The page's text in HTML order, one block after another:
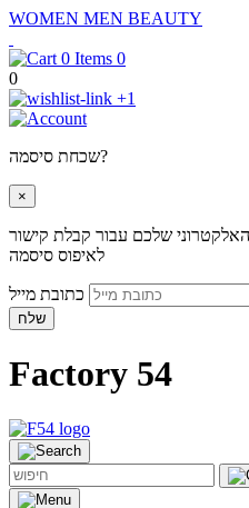
WOMEN MEN BEAUTY
0
0
+1
שכחת סיסמה?
×
שלכם עבור קבלת קישור
לאיפוס סיסמה
שלח
Factory 54